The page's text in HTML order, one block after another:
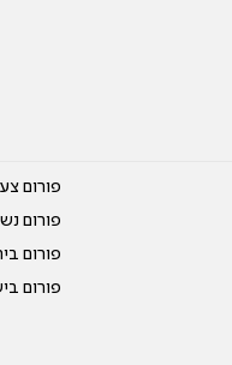
פורום
פורום
פורום
פורום